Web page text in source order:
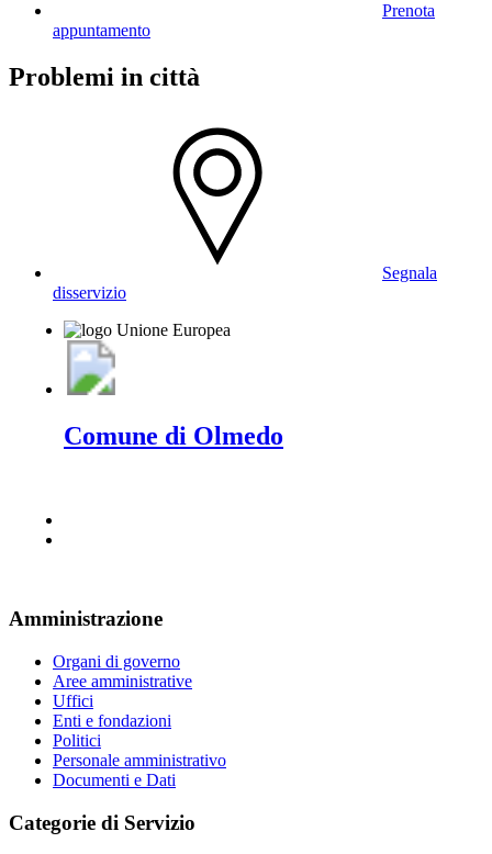
Prenota
appuntamento
Problemi in città
Segnala
disservizio
Comune di Olmedo
Amministrazione
Organi di governo
Aree amministrative
Uffici
Enti e fondazioni
Politici
Personale amministrativo
Documenti e Dati
Categorie di Servizio